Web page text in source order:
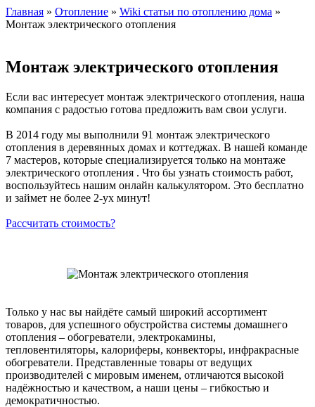
Главная » Отопление » Wiki статьи по отоплению дома »
Монтаж электрического отопления
Монтаж электрического отопления
Если вас интересует монтаж электрического отопления, наша
компания с радостью готова предложить вам свои услуги.
В 2014 году мы выполнили 91 монтаж электрического
отопления в деревянных домах и коттеджах. В нашей команде
7 мастеров, которые специализируется только на монтаже
электрического отопления . Что бы узнать стоимость работ,
воспользуйтесь нашим онлайн калькулятором. Это бесплатно
и займет не более 2-ух минут!
Рассчитать стоимость?
Только у нас вы найдёте самый широкий ассортимент
товаров, для успешного обустройства системы домашнего
отопления – обогреватели, электрокамины,
тепловентиляторы, калориферы, конвекторы, инфракрасные
обогреватели. Представленные товары от ведущих
производителей с мировым именем, отличаются высокой
надёжностью и качеством, а наши цены – гибкостью и
демократичностью.